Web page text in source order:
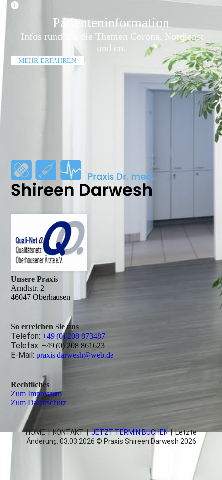
Patienten­information
Infos rund um die Themen Corona, Notdienst
und co.
MEHR ERFAHREN
Unsere Praxis
Arndtstr. 2
46047 Oberhausen
So erreichen Sie uns
Telefon: +49 (0) 208 873487
Telefax: +49 (0) 208 861623
E-Mail: praxis.darwesh@web.de
Rechtliches
Zum Impressum
Zum Datenschutz
HOME|KONTAKT|JETZT TERMIN BUCHEN| Letzte
Änderung: 03.03.2026 © Praxis Shireen Darwesh 2026